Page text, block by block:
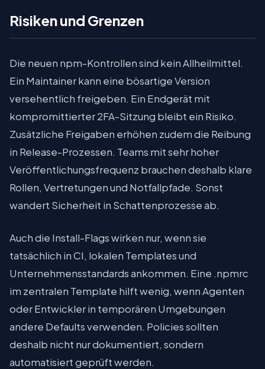
Risiken und Grenzen
Die neuen npm-Kontrollen sind kein Allheilmittel.
Ein Maintainer kann eine bösartige Version
versehentlich freigeben. Ein Endgerät mit
kompromittierter 2FA-Sitzung bleibt ein Risiko.
Zusätzliche Freigaben erhöhen zudem die Reibung
in Release-Prozessen. Teams mit sehr hoher
Veröffentlichungsfrequenz brauchen deshalb klare
Rollen, Vertretungen und Notfallpfade. Sonst
wandert Sicherheit in Schattenprozesse ab.
Auch die Install-Flags wirken nur, wenn sie
tatsächlich in CI, lokalen Templates und
Unternehmensstandards ankommen. Eine .npmrc
im zentralen Template hilft wenig, wenn Agenten
oder Entwickler in temporären Umgebungen
andere Defaults verwenden. Policies sollten
deshalb nicht nur dokumentiert, sondern
automatisiert geprüft werden.